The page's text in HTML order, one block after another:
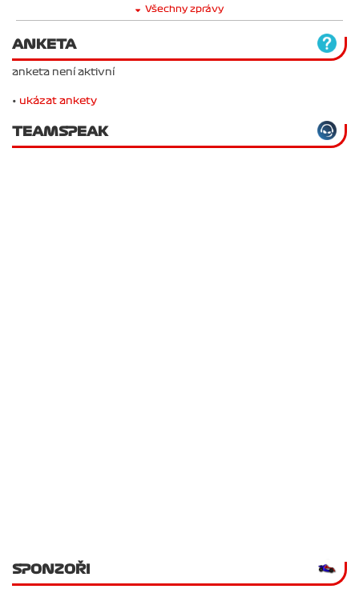
Všechny zprávy
ANKETA
anketa není aktivní
• ukázat ankety
TEAMSPEAK
SPONZOŘI